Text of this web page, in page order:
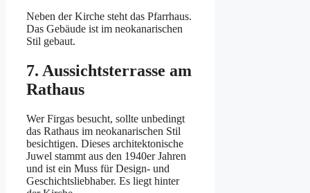
Neben der Kirche steht das Pfarrhaus.
Das Gebäude ist im neokanarischen
Stil gebaut.
7. Aussichtsterrasse am
Rathaus
Wer Firgas besucht, sollte unbedingt
das Rathaus im neokanarischen Stil
besichtigen. Dieses architektonische
Juwel stammt aus den 1940er Jahren
und ist ein Muss für Design- und
Geschichtsliebhaber. Es liegt hinter